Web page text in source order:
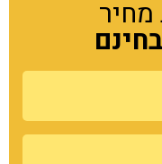
בחינם